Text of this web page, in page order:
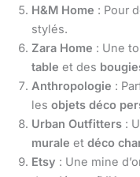
H&M Home : Pour
stylés.
Zara Home : Une
table et des
Anthropologie :
les objets déco
Urban Outfitters :
murale et déco
Etsy : Une mine